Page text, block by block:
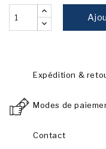
Expédition &
Modes de
Contact